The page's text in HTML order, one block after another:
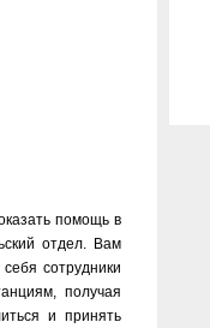
помощь в
отдел. Вам
сотрудники
получая
и принять